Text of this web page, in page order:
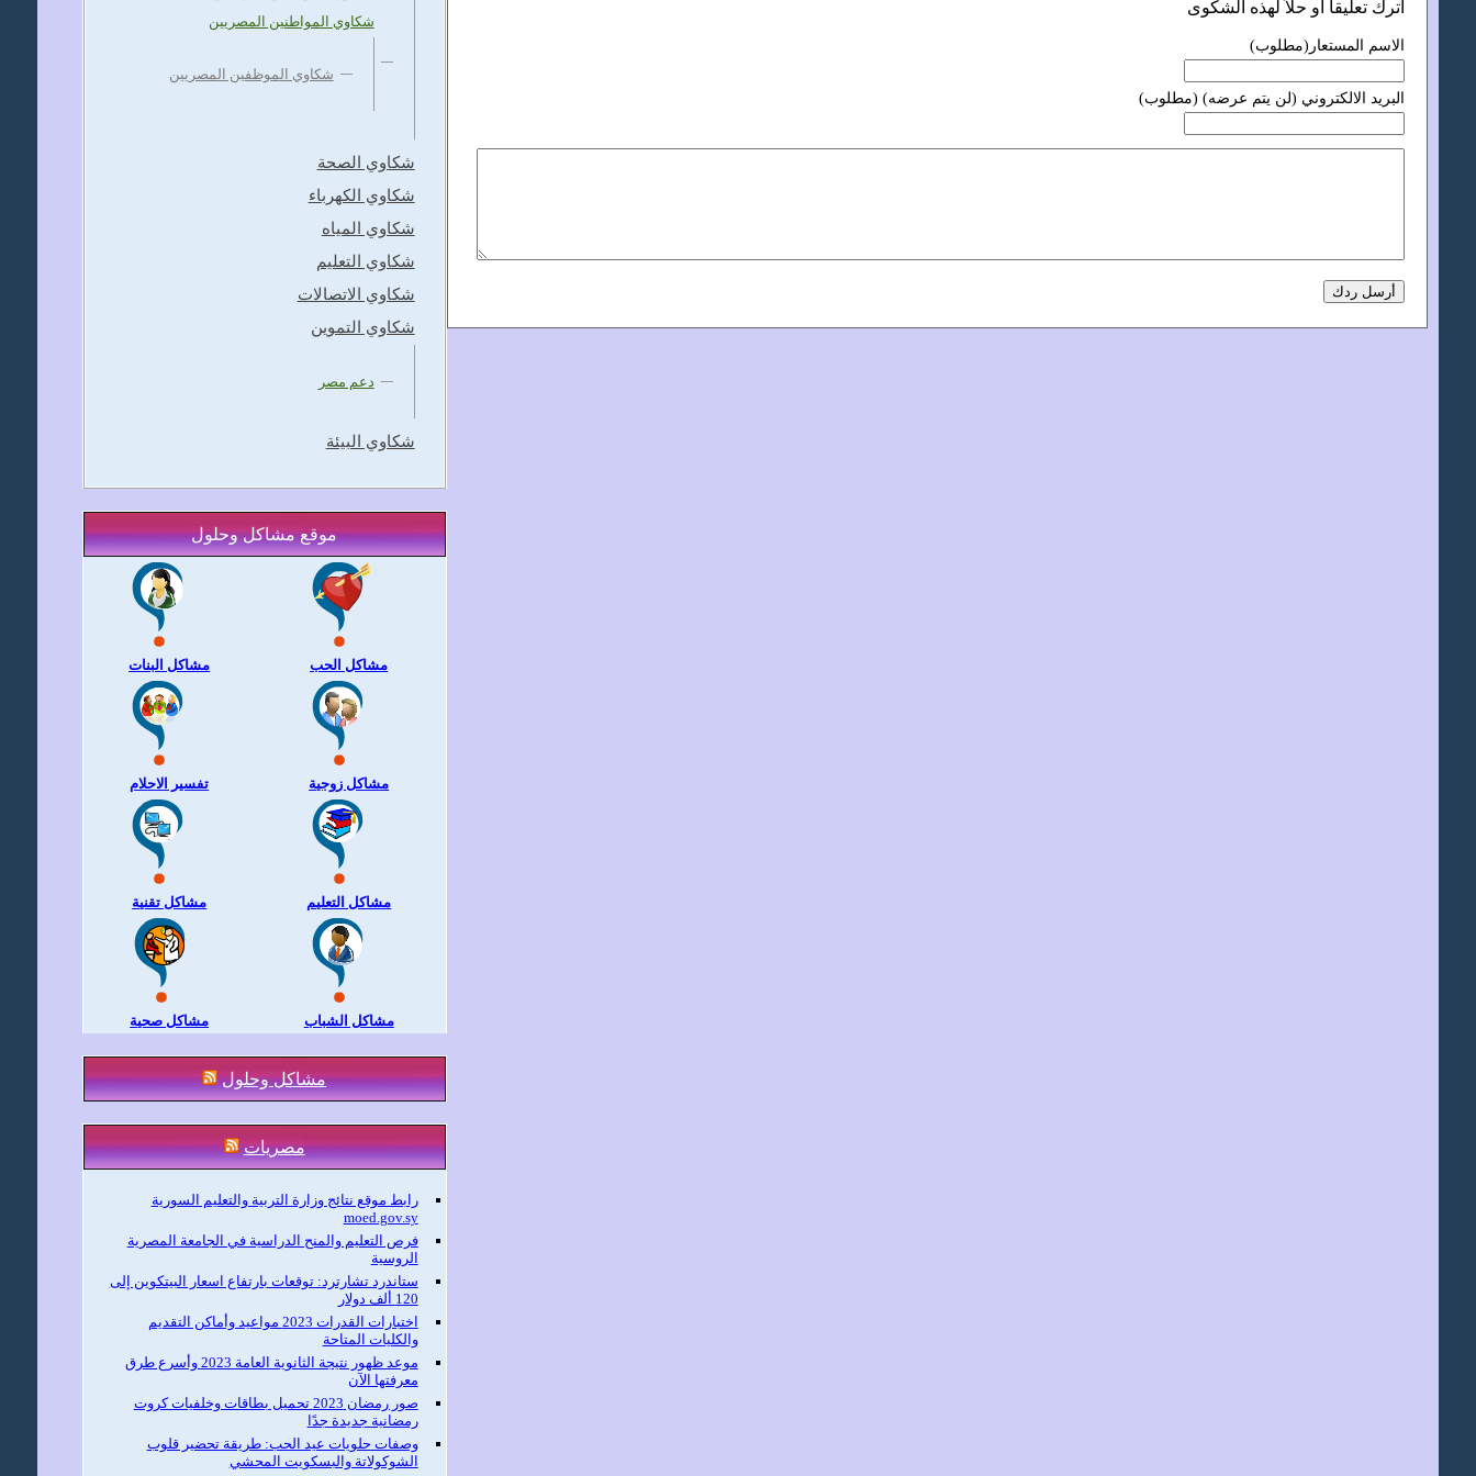
اترك تعليقاًً أو حلاً لهذه الشكوى
الاسم المستعار(مطلوب)
البريد الالكتروني (لن يتم عرضه) (مطلوب)
شكاوي المواطنين المصريين
شكاوي الموظفين المصريين
شكاوي الصحة
شكاوي الكهرباء
شكاوي المياه
شكاوي التعليم
شكاوي الاتصالات
شكاوي التموين
دعم مصر
شكاوي البيئة
موقع مشاكل وحلول
مشاكل البنات مشاكل الحب
تفسير الاحلام مشاكل زوجية
مشاكل تقنية مشاكل التعليم
مشاكل صحية مشاكل الشباب
مشاكل وحلول
مصريات
رابط موقع نتائج وزارة التربية والتعليم السورية
moed.gov.sy
فرص التعليم والمنح الدراسية في الجامعة المصرية
الروسية
ستاندرد تشارترد: توقعات بارتفاع اسعار البيتكوين إلى
120 ألف دولار
اختبارات القدرات 2023 مواعيد وأماكن التقديم
والكليات المتاحة
موعد ظهور نتيجة الثانوية العامة 2023 وأسرع طرق
معرفتها الآن
صور رمضان 2023 تحميل بطاقات وخلفيات كروت
رمضانية جديدة جدًا
وصفات حلويات عيد الحب: طريقة تحضير قلوب
الشوكولاتة والبسكويت المحشي